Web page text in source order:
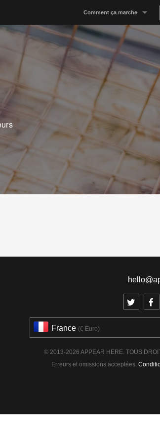
Comment ça marche
Notre concept
Proposer un espace
Trouver un espace
Tableau de Bord Propriétaire
France (€ Euro)
© 2013-2026 APPEAR HERE. TOUS
Erreurs et omissions acceptées.